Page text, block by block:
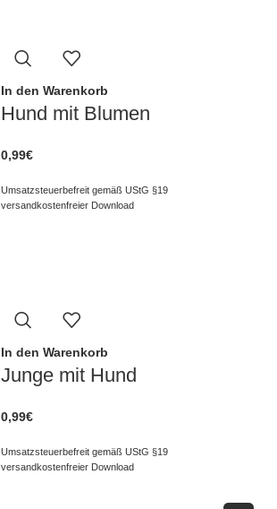
In den Warenkorb
Hund mit Blumen
0,99€
Umsatzsteuerbefreit gemäß UStG §19
versandkostenfreier Download
In den Warenkorb
Junge mit Hund
0,99€
Umsatzsteuerbefreit gemäß UStG §19
versandkostenfreier Download